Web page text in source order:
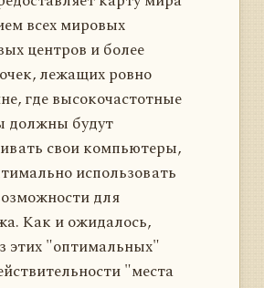
всех мировых
центров и более
лежащих ровно
где высокочастотные
должны будут
свои компьютеры,
использовать
для
Как и ожидалось,
этих "оптимальных"
"места